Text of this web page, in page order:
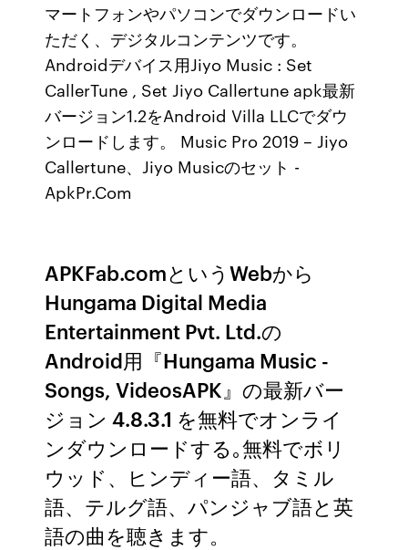
マートフォンやパソコンでダウンロードい
ただく、デジタルコンテンツです。
Androidデバイス用Jiyo Music : Set
CallerTune , Set Jiyo Callertune apk最新
バージョン1.2をAndroid Villa LLCでダウ
ンロードします。 Music Pro 2019 – Jiyo
Callertune、Jiyo Musicのセット -
ApkPr.Com
APKFab.comというWebから
Hungama Digital Media
Entertainment Pvt. Ltd.の
Android用『Hungama Music -
Songs, VideosAPK』の最新バー
ジョン 4.8.3.1 を無料でオンライ
ンダウンロードする｡無料でボリ
ウッド、ヒンディー語、タミル
語、テルグ語、パンジャブ語と英
語の曲を聴きます。